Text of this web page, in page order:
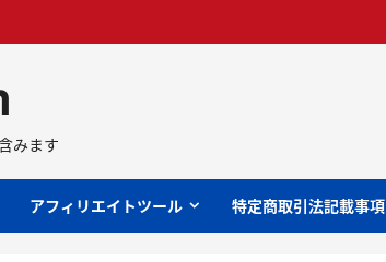
みます
アフィリエイトツール 特定商取引法記載事項